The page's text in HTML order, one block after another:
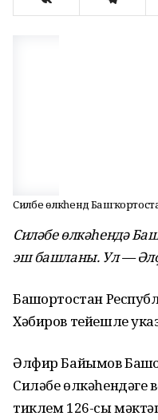
Силәбе өлкәһендә
Силәбе өлкәһендә
эш башланы. Ул —
Башҡортостан
Хәбиров тейешле
Әлфир Байымов
Силәбе өлкәһендәге
тиклем 126-сы